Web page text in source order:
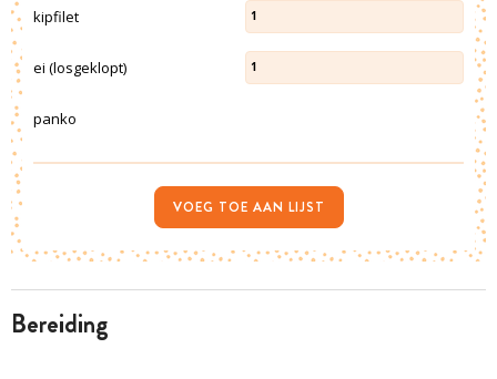
bereiding
kipfilet 1
ei (losgeklopt) 1
panko
VOEG TOE AAN LIJST